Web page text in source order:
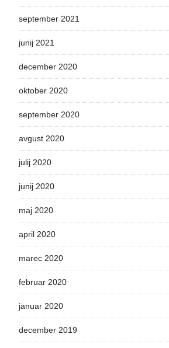
september 2021
junij 2021
december 2020
oktober 2020
september 2020
avgust 2020
julij 2020
junij 2020
maj 2020
april 2020
marec 2020
februar 2020
januar 2020
december 2019